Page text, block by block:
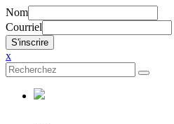
Nom
Courriel
x